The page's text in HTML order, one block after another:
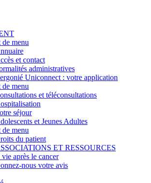
de menu
et contact
administratives
Uniconnect : votre application
de menu
et téléconsultations
séjour
et Jeunes Adultes
de menu
du patient
ET RESSOURCES
vie après le cancer
nous votre avis